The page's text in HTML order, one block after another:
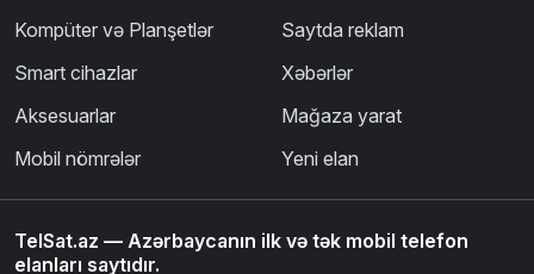
Kompüter və Planşetlər
Smart cihazlar
Aksesuarlar
Mobil nömrələr
Saytda reklam
Xəbərlər
Mağaza yarat
Yeni elan
TelSat.az — Azərbaycanın ilk və tək mobil telefon
elanları saytıdır.